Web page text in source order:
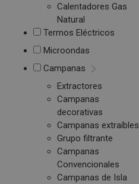
Calentadores Gas
Natural
Termos Eléctricos
Microondas
Campanas
Extractores
Campanas
decorativas
Campanas extraíbles
Grupo filtrante
Campanas
Convencionales
Campanas de Isla